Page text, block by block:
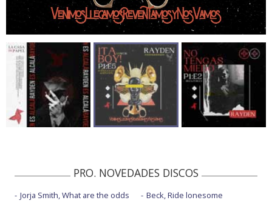
PRO. NOVEDADES DISCOS
Jorja Smith, What are the odds
Beck, Ride lonesome